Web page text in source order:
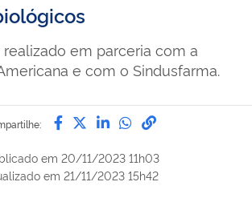
em parceria com a
e com o Sindusfarma.
Compartilhe por Facebook
Compartilhe por Twitter
Compartilhe por
Compartilhe
link para
em 20/11/2023 11h03
em 21/11/2023 15h42